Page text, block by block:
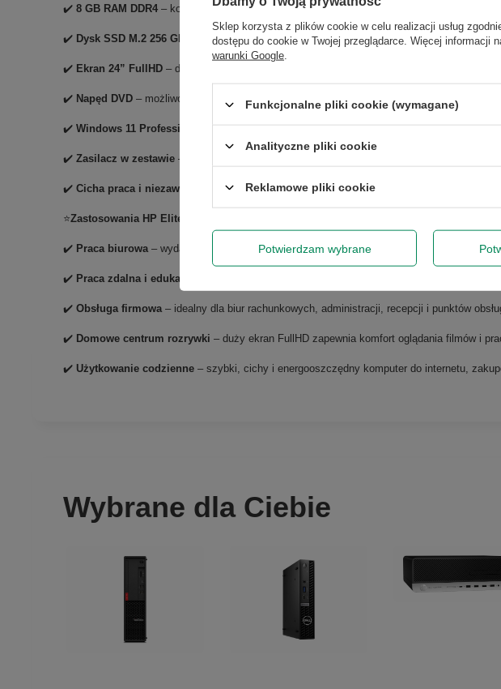
✔️8 GB RAM DDR4 – komfortowa praca w wielu aplikacjach jednocześnie
✔️ Dysk SSD M.2 256 GB – błyskawiczny dostęp do danych i szybki start systemu
✔️ Ekran 24” FullHD – duża powierzchnia robocza i doskonała jakość obrazu
✔️ Napęd DVD – możliwość odtwarzania i nagrywania płyt
✔️Windows 11 Professional
✔️Zasilacz w zestawie – pełna gotowość do pracy
✔️Cicha praca i niezawodność – idealny do codziennego użytku
⭐Zastosowania HP EliteOne 800 G5
✔️ Praca biurowa– wydajny procesor i duży ekran ułatwiają tworzenie dokumentów,
✔️ Praca zdalna i edukacja
✔️Obsługa firmowa– idealny dla biur rachunkowych, administracji, recepcji i punktów
✔️ Domowe centrum rozrywki – duży ekran FullHD zapewnia komfort oglądania filmów i
✔️ Użytkowanie codzienne – szybki, cichy i energooszczędny komputer do internetu,
Wybrane dla Ciebie
Sklep korzysta z plików cookie w celu realizacji usług
dostępu do cookie w Twojej przeglądarce. Więcej informacji
warunki Google
Funkcjonalne pliki cookie (wymagane)
Analityczne pliki cookie
Reklamowe pliki cookie
Potwierdzam wybrane